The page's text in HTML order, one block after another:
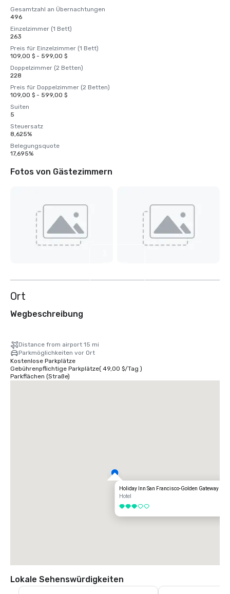
Gesamtzahl an Übernachtungen
496
Einzelzimmer (1 Bett)
263
Preis für Einzelzimmer (1 Bett)
109,00 $ - 599,00 $
Doppelzimmer (2 Betten)
228
Preis für Doppelzimmer (2 Betten)
109,00 $ - 599,00 $
Suiten
5
Steuersatz
8,625%
Belegungsquote
17,695%
Fotos von Gästezimmern
Ort
Wegbeschreibung
Distance from airport 15 mi
Parkmöglichkeiten vor Ort
Kostenlose Parkplätze
Gebührenpflichtige Parkplätze( 49,00 $/Tag )
Parkflächen (Straße)
Holiday Inn San Francisco-Golden Gateway
Hotel
3 von 5
Lokale Sehenswürdigkeiten